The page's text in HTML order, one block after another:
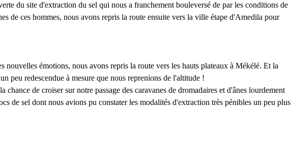
du site d'extraction du sel qui nous a franchement bouleversé de par les conditions de
de ces hommes, nous avons repris la route ensuite vers la ville étape d'Amedila pour
nouvelles émotions, nous avons repris la route vers les hauts plateaux à Mékélé. Et la
peu redescendue à mesure que nous reprenions de l'altitude !
chance de croiser sur notre passage des caravanes de dromadaires et d'ânes lourdement
de sel dont nous avions pu constater les modalités d'extraction très pénibles un peu plus